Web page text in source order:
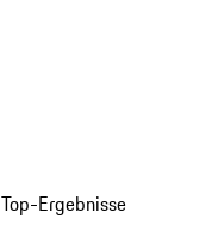
Top-Ergebnisse